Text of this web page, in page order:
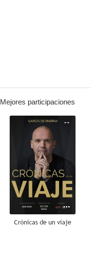
Mejores participaciones
--
Crónicas de un viaje